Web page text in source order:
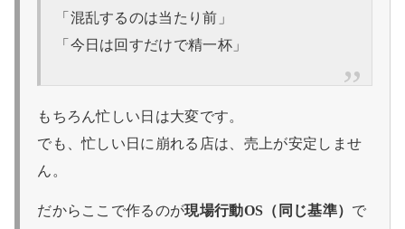
「混乱するのは当たり前」
「今日は回すだけで精一杯」
もちろん忙しい日は大変です。
でも、忙しい日に崩れる店は、売上が安定しませ
ん。
だからここで作るのが現場行動OS（同じ基準） で